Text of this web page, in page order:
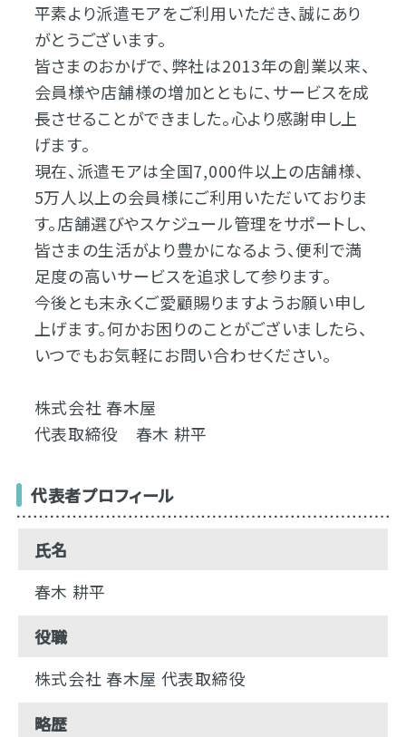
平素より派遣モアをご利用いただき、誠にあり
がとうございます。
皆さまのおかげで、弊社は2013年の創業以来、
会員様や店舗様の増加とともに、サービスを成
長させることができました。心より感謝申し上
げます。
現在、派遣モアは全国7,000件以上の店舗様、
5万人以上の会員様にご利用いただいておりま
す。店舗選びやスケジュール管理をサポートし、
皆さまの生活がより豊かになるよう、便利で満
足度の高いサービスを追求して参ります。
今後とも末永くご愛顧賜りますようお願い申し
上げます。何かお困りのことがございましたら、
いつでもお気軽にお問い合わせください。
株式会社 春木屋
代表取締役 春木 耕平
代表者プロフィール
氏名
春木 耕平
役職
株式会社 春木屋 代表取締役
略歴